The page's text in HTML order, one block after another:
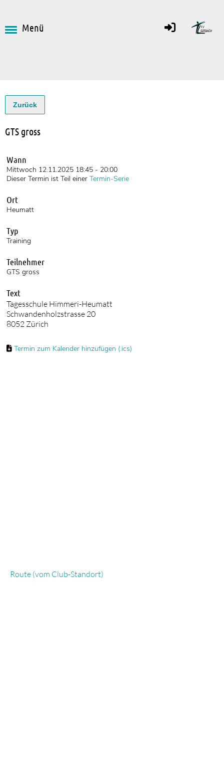
Menü
Zurück
GTS gross
Wann
Mittwoch 12.11.2025 18:45 - 20:00
Dieser Termin ist Teil einer Termin-Serie
Ort
Heumatt
Typ
Training
Teilnehmer
GTS gross
Text
Tagesschule Himmeri-Heumatt
Schwandenholzstrasse 20
8052 Zürich
Termin zum Kalender hinzufügen (.ics)
Route (vom Club-Standort)